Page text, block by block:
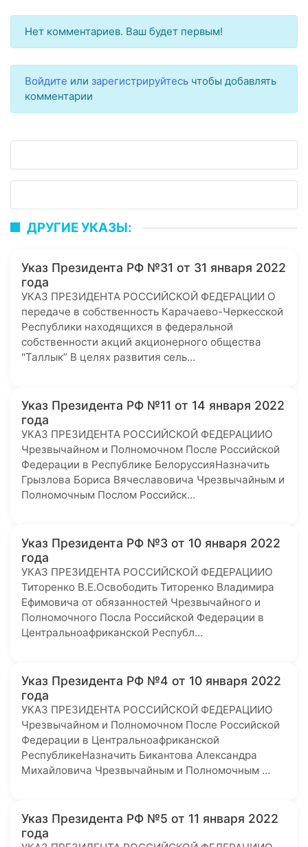
Нет комментариев. Ваш будет первым!
Войдите или зарегистрируйтесь чтобы добавлять
комментарии
ДРУГИЕ УКАЗЫ:
Указ Президента РФ №31 от 31 января 2022
года
УКАЗ ПРЕЗИДЕНТА РОССИЙСКОЙ ФЕДЕРАЦИИ О
передаче в собственность Карачаево-Черкесской
Республики находящихся в федеральной
собственности акций акционерного общества
"Таллык” В целях развития сель…
Указ Президента РФ №11 от 14 января 2022
года
УКАЗ ПРЕЗИДЕНТА РОССИЙСКОЙ ФЕДЕРАЦИИО
Чрезвычайном и Полномочном После Российской
Федерации в Республике БелоруссияНазначить
Грызлова Бориса Вячеславовича Чрезвычайным и
Полномочным Послом Российск…
Указ Президента РФ №3 от 10 января 2022
года
УКАЗ ПРЕЗИДЕНТА РОССИЙСКОЙ ФЕДЕРАЦИИО
Титоренко В.Е.Освободить Титоренко Владимира
Ефимовича от обязанностей Чрезвычайного и
Полномочного Посла Российской Федерации в
Центральноафриканской Республ…
Указ Президента РФ №4 от 10 января 2022
года
УКАЗ ПРЕЗИДЕНТА РОССИЙСКОЙ ФЕДЕРАЦИИО
Чрезвычайном и Полномочном После Российской
Федерации в Центральноафриканской
РеспубликеНазначить Бикантова Александра
Михайловича Чрезвычайным и Полномочным …
Указ Президента РФ №5 от 11 января 2022
года